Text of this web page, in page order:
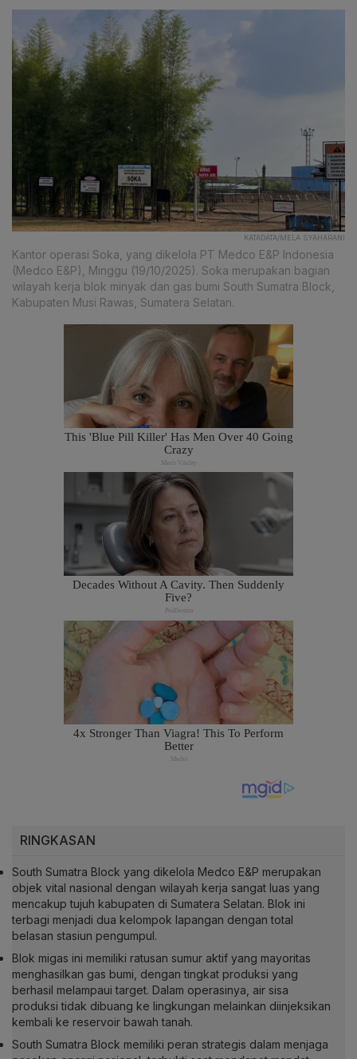
KATADATA/MELA SYAHARANI
Kantor operasi Soka, yang dikelola PT Medco E&P Indonesia
(Medco E&P), Minggu (19/10/2025). Soka merupakan bagian
wilayah kerja blok minyak dan gas bumi South Sumatra Block,
Kabupaten Musi Rawas, Sumatera Selatan.
RINGKASAN
South Sumatra Block yang dikelola Medco E&P merupakan
objek vital nasional dengan wilayah kerja sangat luas yang
mencakup tujuh kabupaten di Sumatera Selatan. Blok ini
terbagi menjadi dua kelompok lapangan dengan total
belasan stasiun pengumpul.
Blok migas ini memiliki ratusan sumur aktif yang mayoritas
menghasilkan gas bumi, dengan tingkat produksi yang
berhasil melampaui target. Dalam operasinya, air sisa
produksi tidak dibuang ke lingkungan melainkan diinjeksikan
kembali ke reservoir bawah tanah.
South Sumatra Block memiliki peran strategis dalam menjaga